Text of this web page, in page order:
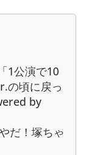
1公演で10
の頃に戻っ
by
だ！塚ちゃ